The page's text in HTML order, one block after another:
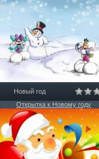
Новый год
Открытка к Новому году